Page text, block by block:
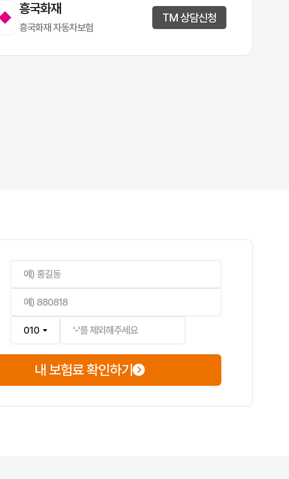
흥국화재
흥국화재 자동차보험
TM 상담신청
는 퍼마일 보험 등 자신에게 맞는 상품을 선택하는 것이 중요합니다.
됩니다. 긴급상황 발생 시 당황하지 않고 대처할 수 있습니다.
안전장치 할인 등 나에게 적용될 수 있는 특약들을 놓치지 마세요.
들을 추가하여 나만의 맞춤형 보험을 설계할 수 있습니다. 예를 들어, 긴급 견인이나 교
내 보험료 확인하기